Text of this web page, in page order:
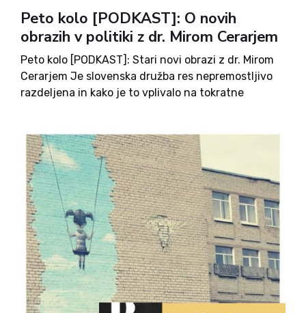
Peto kolo [PODKAST]: O novih
obrazih v politiki z dr. Mirom Cerarjem
Peto kolo [PODKAST]: Stari novi obrazi z dr. Mirom
Cerarjem Je slovenska družba res nepremostljivo
razdeljena in kako je to vplivalo na tokratne